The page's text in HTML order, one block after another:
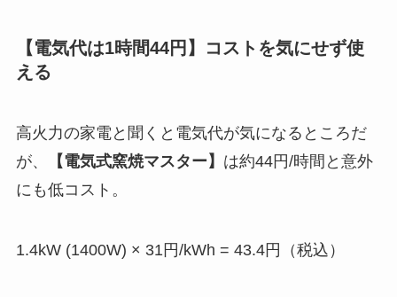
【電気代は1時間44円】
コストを気にせず使
える
高火力の家電と聞くと電気代が気になるところだ
が、
【電気式窯焼マスター】 は約44円/時間と意外
にも低コスト。
1.4kW (1400W) × 31円/kWh = 43.4円（税込）